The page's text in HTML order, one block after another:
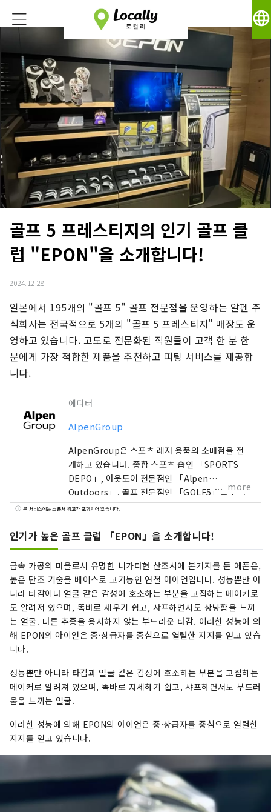
language
골프 5 프레스티지의 인기 골프 클
럽 "EPON"을 소개합니다!
2024.12.28
일본에서 195개의 "골프 5" 골프 전문점을 운영하는 알펜 주
식회사는 전국적으로 5개의 "골프 5 프레스티지" 매장도 운
영하고 있습니다. 고도로 전문화된 직원들이 고객 한 분 한
분에게 가장 적합한 제품을 추천하고 피팅 서비스를 제공합
니다.
에디터
AlpenGroup
AlpenGroup은 스포츠 레저 용품의 소매점을 전
개하고 있습니다. 종합 스포츠 숍인 「SPORTS
DEPO」, 아웃도어 전문점인 「Alpen
Outdoors」, 골프 전문점인 「GOLF5」를 전국
에 전개해, 유명 스포츠 브랜드의 스포츠 용품이나,
포츠를 하는 모든 손님에게 만족하실 수 있는 구색
과 서비스를 제공하겠습니다.
more
본 서비스에는 스폰서 광고가 포함되어 있습니다.
인기가 높은 골프 클럽 「EPON」을 소개합니다!
금속 가공의 마을로서 유명한 니가타현 산조시에 본거지를 둔 에폰은,
높은 단조 기술을 베이스로 고기능인 연철 아이언입니다. 성능뿐만 아
니라 타감이나 얼굴 같은 감성에 호소하는 부분을 고집하는 메이커로
도 알려져 있으며, 똑바로 세우기 쉽고, 샤프하면서도 상냥함을 느끼
는 얼굴. 다른 추종을 용서하지 않는 부드러운 타감. 이러한 성능에 의
해 EPON의 아이언은 중·상급자를 중심으로 열렬한 지지를 얻고 있습
니다.
성능뿐만 아니라 타감과 얼굴 같은 감성에 호소하는 부분을 고집하는
메이커로 알려져 있으며, 똑바로 자세하기 쉽고, 샤프하면서도 부드러
움을 느끼는 얼굴.
이러한 성능에 의해 EPON의 아이언은 중·상급자를 중심으로 열렬한
지지를 얻고 있습니다.